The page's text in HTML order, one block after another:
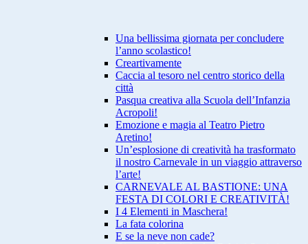
Una bellissima giornata per concludere
l’anno scolastico!
Creartivamente
Caccia al tesoro nel centro storico della
città
Pasqua creativa alla Scuola dell’Infanzia
Acropoli!
Emozione e magia al Teatro Pietro
Aretino!
Un’esplosione di creatività ha trasformato
il nostro Carnevale in un viaggio attraverso
l’arte!
CARNEVALE AL BASTIONE: UNA
FESTA DI COLORI E CREATIVITÀ!
I 4 Elementi in Maschera!
La fata colorina
E se la neve non cade?